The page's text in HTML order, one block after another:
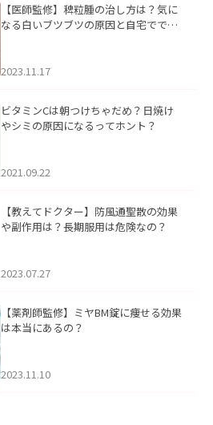
【医師監修】稗粒腫の治し方は？気に
なる白いブツブツの原因と自宅ででき
2023.11.17
ビタミンCは朝つけちゃだめ？日焼け
やシミの原因になるってホント？
2021.09.22
【教えてドクター】防風通聖散の効果
や副作用は？長期服用は危険なの？
2023.07.27
【薬剤師監修】ミヤBM錠に痩せる効果
は本当にあるの？
2023.11.10